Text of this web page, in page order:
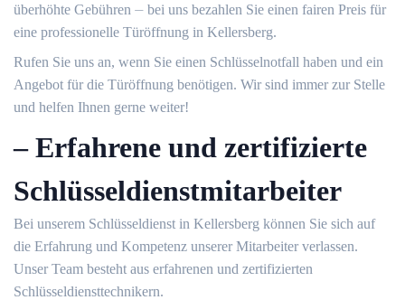
überhöhte Gebühren ⏤ bei uns bezahlen Sie einen fairen Preis für
eine professionelle Türöffnung in Kellersberg.​
Rufen Sie uns an, wenn Sie einen Schlüsselnotfall haben und ein
Angebot für die Türöffnung benötigen.​ Wir sind immer zur Stelle
und helfen Ihnen gerne weiter!​
– Erfahrene und zertifizierte
Schlüsseldienstmitarbeiter
Bei unserem Schlüsseldienst in Kellersberg können Sie sich auf
die Erfahrung und Kompetenz unserer Mitarbeiter verlassen.
Unser Team besteht aus erfahrenen und zertifizierten
Schlüsseldiensttechnikern.​